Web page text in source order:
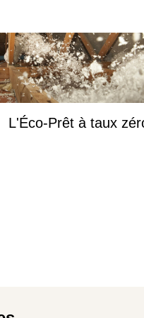
L'Éco-Prêt à taux